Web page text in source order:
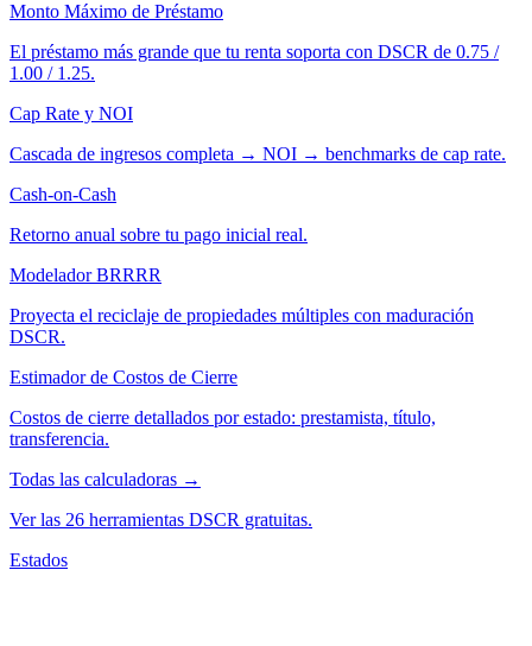
Monto Máximo de Préstamo
El préstamo más grande que tu renta soporta con DSCR de 0.75 /
1.00 / 1.25.
Cap Rate y NOI
Cascada de ingresos completa → NOI → benchmarks de cap rate.
Cash-on-Cash
Retorno anual sobre tu pago inicial real.
Modelador BRRRR
Proyecta el reciclaje de propiedades múltiples con maduración
DSCR.
Estimador de Costos de Cierre
Costos de cierre detallados por estado: prestamista, título,
transferencia.
Todas las calculadoras →
Ver las 26 herramientas DSCR gratuitas.
Estados